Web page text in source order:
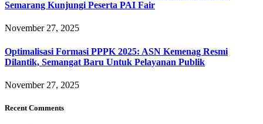
Semarang Kunjungi Peserta PAI Fair
November 27, 2025
Optimalisasi Formasi PPPK 2025: ASN Kemenag Resmi
Dilantik, Semangat Baru Untuk Pelayanan Publik
November 27, 2025
Recent Comments